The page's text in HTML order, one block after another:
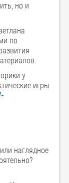
но и
по
у
игры
наглядное